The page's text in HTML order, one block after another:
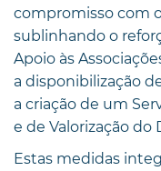
compromisso com
sublinhando o
Apoio às
a disponibilização
a criação de um
e de Valorização do
Estas medidas